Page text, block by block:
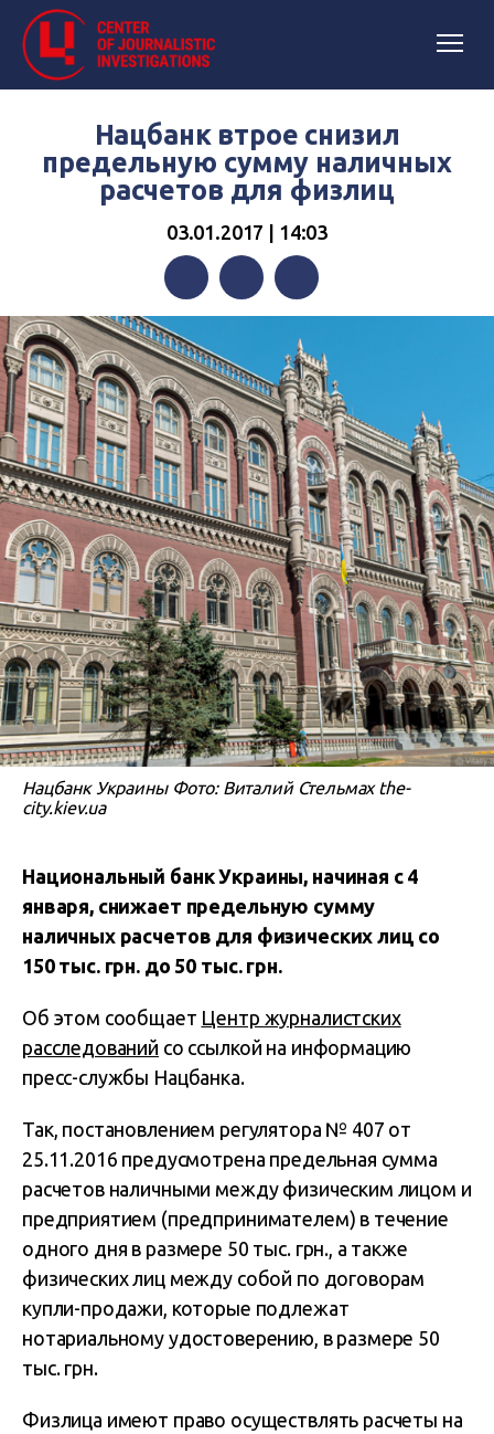
Нацбанк втрое снизил
предельную сумму наличных
расчетов для физлиц
03.01.2017 | 14:03
FacebookTwitterTelegram
Нацбанк Украины Фото: Виталий Стельмах the-
city.kiev.ua
Национальный банк Украины, начиная с 4
января, снижает предельную сумму
наличных расчетов для физических лиц со
150 тыс. грн. до 50 тыс. грн.
Об этом сообщает Центр журналистских
расследований со ссылкой на информацию
пресс-службы Нацбанка.
Так, постановлением регулятора № 407 от
25.11.2016 предусмотрена предельная сумма
расчетов наличными между физическим лицом и
предприятием (предпринимателем) в течение
одного дня в размере 50 тыс. грн., а также
физических лиц между собой по договорам
купли-продажи, которые подлежат
нотариальному удостоверению, в размере 50
тыс. грн.
Физлица имеют право осуществлять расчеты на